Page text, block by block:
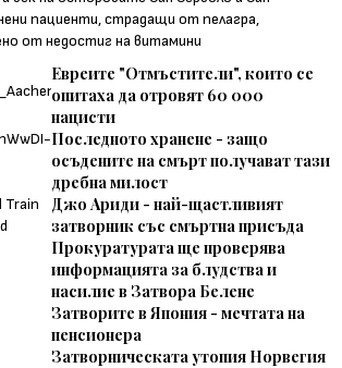
Евреите "Отмъстители", които се
опитаха да отровят 60 000
нацисти
Последното хранене - защо
осъдените на смърт получават тази
дребна милост
Джо Ариди - най-щастливият
затворник със смъртна присъда
Прокуратурата ще проверява
информацията за блудства и
насилие в Затвора Белене
Затворите в Япония - мечтата на
пенсионера
Затворническата утопия Норвегия